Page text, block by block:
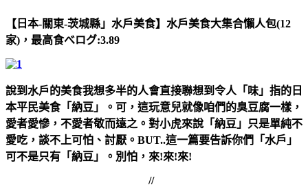
【日本-關東-茨城縣」水戶美食】水戶美食大集合懶人包(12
家)，最高食べログ:3.89
說到水戶的美食我想多半的人會直接聯想到令人「味」指的日
本平民美食「納豆」。可，這玩意兒就像咱們的臭豆腐一樣，
愛者愛慘，不愛者敬而遠之。對小虎來說「納豆」只是單純不
愛吃，談不上可怕、討厭。BUT..這一篇要告訴你們「水戶」
可不是只有「納豆」。別怕，來!來!來!
//